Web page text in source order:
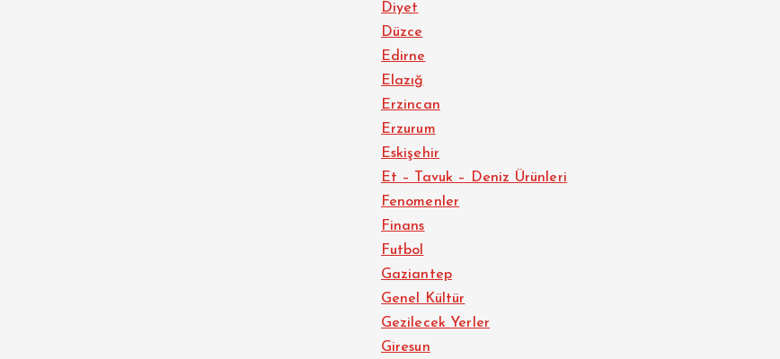
Diyet
Düzce
Edirne
Elazığ
Erzincan
Erzurum
Eskişehir
Et – Tavuk – Deniz Ürünleri
Fenomenler
Finans
Futbol
Gaziantep
Genel Kültür
Gezilecek Yerler
Giresun